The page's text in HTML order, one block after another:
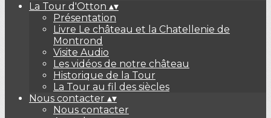
La Tour d'Otton ▴▾
Présentation
Livre Le château et la Chatellenie de
Montrond
Visite Audio
Les vidéos de notre château
Historique de la Tour
La Tour au fil des siècles
Nous contacter ▴▾
Nous contacter